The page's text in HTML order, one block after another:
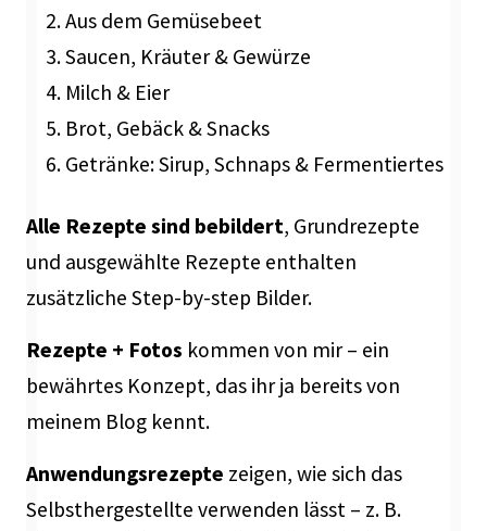
Aus dem Gemüsebeet
Saucen, Kräuter & Gewürze
Milch & Eier
Brot, Gebäck & Snacks
Getränke: Sirup, Schnaps & Fermentiertes
Alle Rezepte sind bebildert, Grundrezepte
und ausgewählte Rezepte enthalten
zusätzliche Step-by-step Bilder.
Rezepte + Fotos kommen von mir – ein
bewährtes Konzept, das ihr ja bereits von
meinem Blog kennt.
Anwendungsrezepte zeigen, wie sich das
Selbsthergestellte verwenden lässt – z. B.